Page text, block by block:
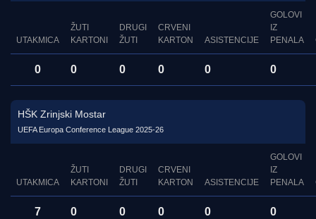
UTAKMICA
ŽUTI
KARTONI
DRUGI
ŽUTI
CRVENI
KARTON
ASISTENCIJE
GOLOVI
IZ
PENALA
0 0 0 0 0 0
HŠK Zrinjski Mostar
UEFA Europa Conference League 2025-26
UTAKMICA
ŽUTI
KARTONI
DRUGI
ŽUTI
CRVENI
KARTON
ASISTENCIJE
GOLOVI
IZ
PENALA
7 0 0 0 0 0